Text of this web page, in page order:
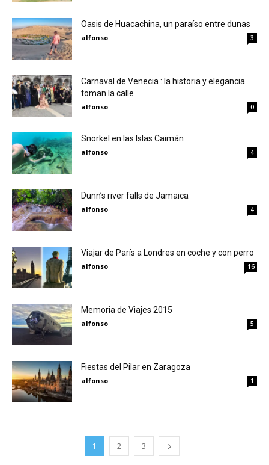
Oasis de Huacachina, un paraíso entre dunas
alfonso 3
Carnaval de Venecia : la historia y elegancia
toman la calle
alfonso 0
Snorkel en las Islas Caimán
alfonso 4
Dunn’s river falls de Jamaica
alfonso 4
Viajar de París a Londres en coche y con perro
alfonso 16
Memoria de Viajes 2015
alfonso 5
Fiestas del Pilar en Zaragoza
alfonso 1
1 2 3